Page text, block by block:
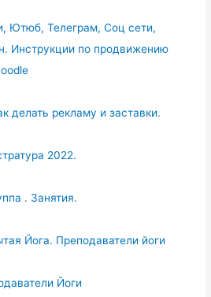
Ютюб, Телеграм, Соц сети,
Инструкции по продвижению
делать рекламу и заставки.
2022.
. Занятия.
Йога. Преподаватели йоги
Йоги